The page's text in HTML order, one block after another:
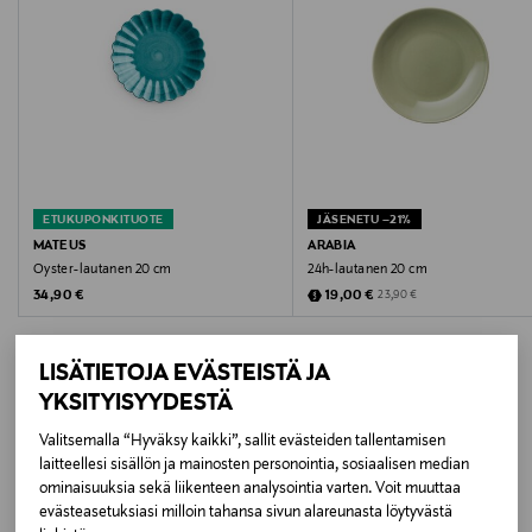
LISÄTIETOJA EVÄSTEISTÄ JA
YKSITYISYYDESTÄ
Valitsemalla “Hyväksy kaikki”, sallit evästeiden tallentamisen
laitteellesi sisällön ja mainosten personointia, sosiaalisen median
ominaisuuksia sekä liikenteen analysointia varten. Voit muuttaa
evästeasetuksiasi milloin tahansa sivun alareunasta löytyvästä
Valmistusmaa
Portugali
Valmistajan tuotenumero
EBSA51CEB
Valmistaja
HOUSE OF SEASONS AB
ETUKUPONKITUOTE
MATEUS
Oyster-lautanen 20 cm
Original Price
34,90 €
JÄSENETU –21%
ARABIA
24h-lautanen 20 cm
Discounted Price
19,00 € Original Price
23,90 €
LISÄÄ KIINNOSTAVIA
TUOTTEITA